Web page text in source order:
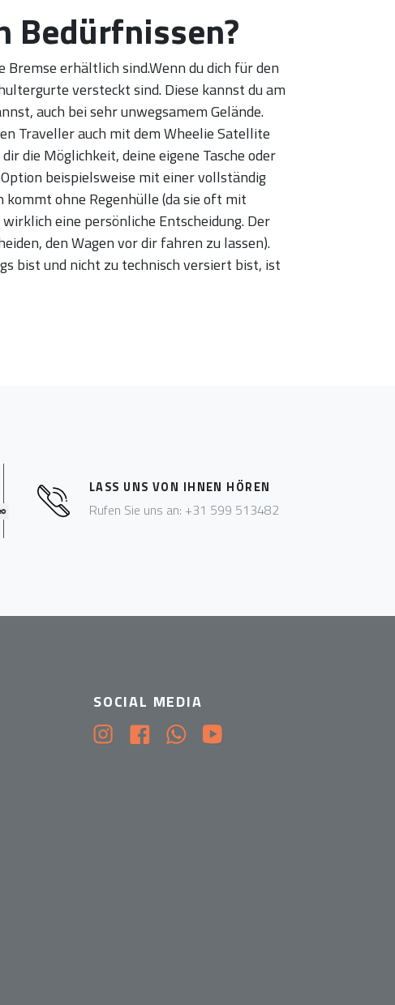
Bedürfnissen?
erhältlich sind.Wenn du dich für den
versteckt sind. Diese kannst du am
auch bei sehr unwegsamem Gelände.
Traveller auch mit dem Wheelie Satellite
die Möglichkeit, deine eigene Tasche oder
beispielsweise mit einer vollständig
kommt ohne Regenhülle (da sie oft mit
eine persönliche Entscheidung. Der
den Wagen vor dir fahren zu lassen).
bist und nicht zu technisch versiert bist, ist
LASS UNS VON IHNEN HÖREN
Rufen Sie uns an: +31 599 513482
SOCIAL MEDIA